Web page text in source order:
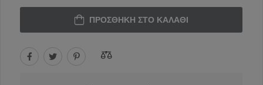
ΠΡΟΣΘΉΚΗ ΣΤΟ ΚΑΛΆΘΙ